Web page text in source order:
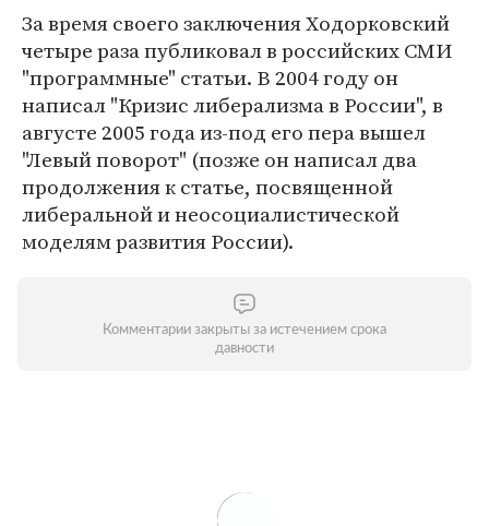
За время своего заключения Ходорковский
четыре раза публиковал в российских СМИ
"программные" статьи. В 2004 году он
написал "Кризис либерализма в России", в
августе 2005 года из-под его пера вышел
"Левый поворот" (позже он написал два
продолжения к статье, посвященной
либеральной и неосоциалистической
моделям развития России).
Комментарии закрыты за истечением срока
давности